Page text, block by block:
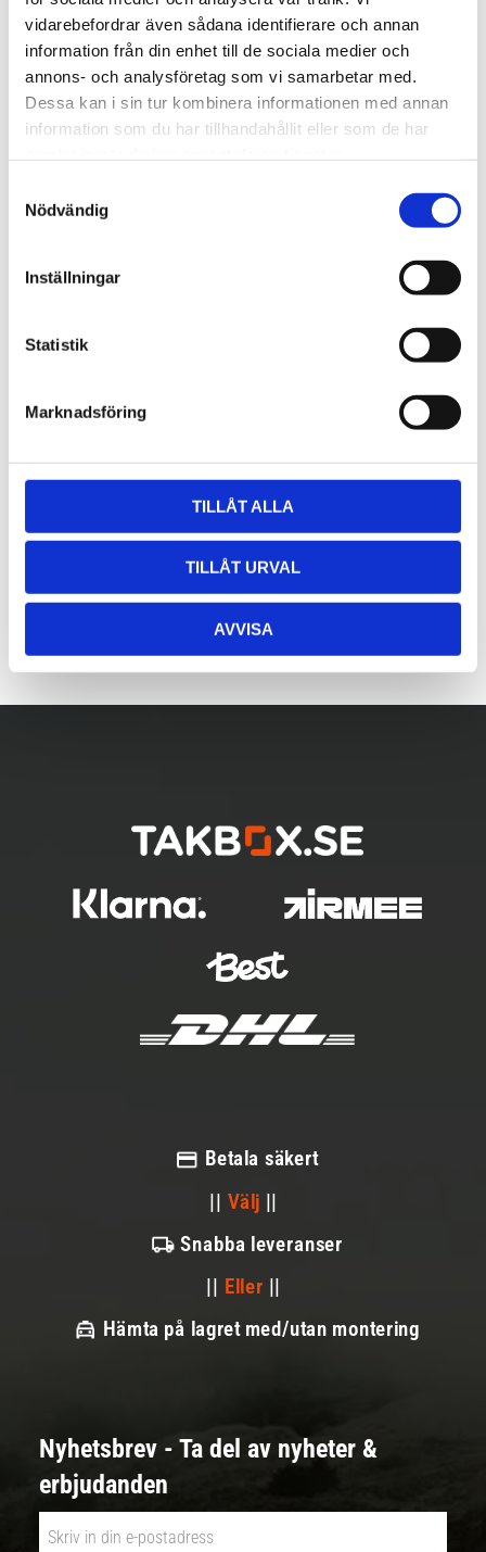
vidarebefordrar även sådana identifierare och annan
information från din enhet till de sociala medier och
annons- och analysföretag som vi samarbetar med.
Dessa kan i sin tur kombinera informationen med annan
information som du har tillhandahållit eller som de har
Nödvändig
Inställningar
Statistik
Marknadsföring
TILLÅT ALLA
TILLÅT URVAL
AVVISA
Lättmonterad
lasthållarfot för Thule Evo-
takräcken, för fordon med
integrerad reling.
1 795 kr
1 975 kr
720600
Lättmonterad
lasthållarfot för Thule
Edge-takräcken, för
fordon med integrerad
reling.
2 525kr
2 635kr
Betala säkert
|| Välj ||
Snabba leveranser
|| Eller ||
Hämta på lagret med/utan montering
Nyhetsbrev - Ta del av nyheter &
erbjudanden